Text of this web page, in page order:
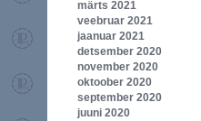
märts 2021
veebruar 2021
jaanuar 2021
detsember 2020
november 2020
oktoober 2020
september 2020
juuni 2020